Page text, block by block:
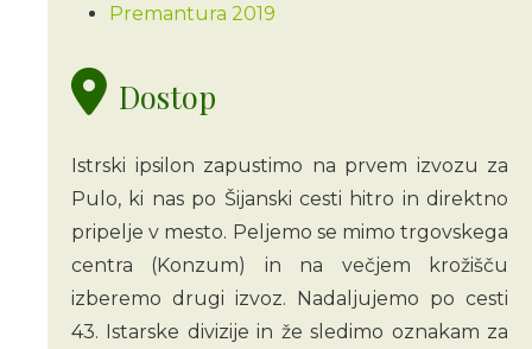
Premantura 2019
Dostop
Istrski ipsilon zapustimo na prvem izvozu za
Pulo, ki nas po Šijanski cesti hitro in direktno
pripelje v mesto. Peljemo se mimo trgovskega
centra (Konzum) in na večjem krožišču
izberemo drugi izvoz. Nadaljujemo po cesti
43. Istarske divizije in že sledimo oznakam za